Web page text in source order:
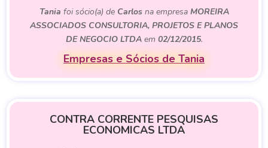
Tania foi sócio(a) de Carlosna empresa MOREIRA
ASSOCIADOS CONSULTORIA, PROJETOS E PLANOS
DE NEGOCIO LTDAem 02/12/2015.
Empresas e Sócios de Tania
CONTRA CORRENTE PESQUISAS
ECONOMICAS LTDA